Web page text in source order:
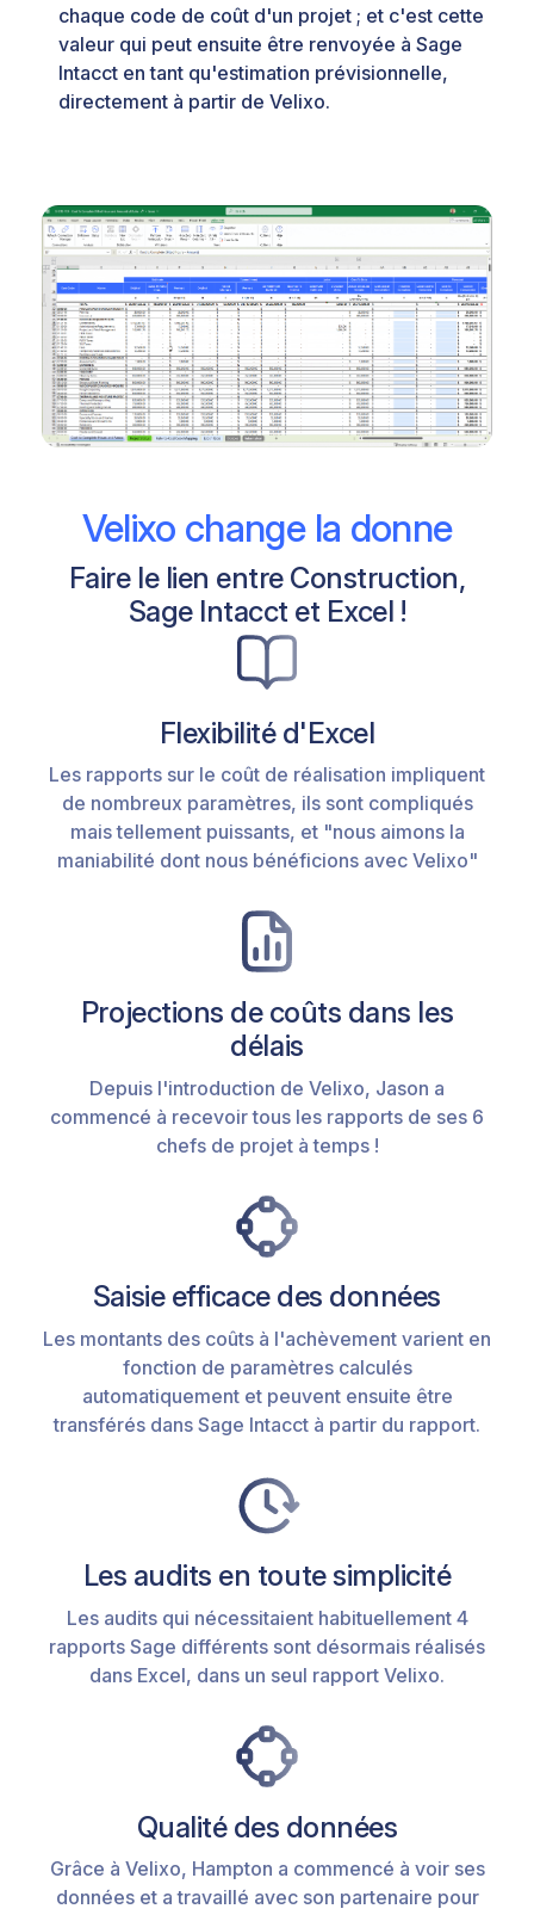
chaque code de coût d'un projet ; et c'est cette
valeur qui peut ensuite être renvoyée à Sage
Intacct en tant qu'estimation prévisionnelle,
directement à partir de Velixo.
Velixo change la donne
Faire le lien entre Construction,
Sage Intacct et Excel !
Flexibilité d'Excel
Les rapports sur le coût de réalisation impliquent
de nombreux paramètres, ils sont compliqués
mais tellement puissants, et "nous aimons la
maniabilité dont nous bénéficions avec Velixo"
Projections de coûts dans les
délais
Depuis l'introduction de Velixo, Jason a
commencé à recevoir tous les rapports de ses 6
chefs de projet à temps !
Saisie efficace des données
Les montants des coûts à l'achèvement varient en
fonction de paramètres calculés
automatiquement et peuvent ensuite être
transférés dans Sage Intacct à partir du rapport.
Les audits en toute simplicité
Les audits qui nécessitaient habituellement 4
rapports Sage différents sont désormais réalisés
dans Excel, dans un seul rapport Velixo.
Qualité des données
Grâce à Velixo, Hampton a commencé à voir ses
données et a travaillé avec son partenaire pour